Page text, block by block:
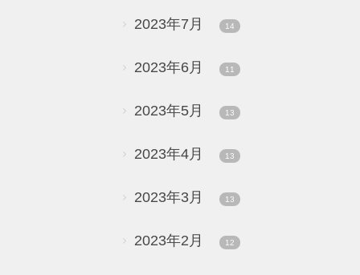
2023年7月 14
2023年6月 11
2023年5月 13
2023年4月 13
2023年3月 13
2023年2月 12